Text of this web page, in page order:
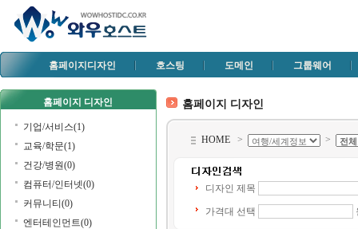
홈페이지디자인 호스팅 도메인 그룹웨어
홈페이지 디자인
기업/서비스(1)
교육/학문(1)
건강/병원(0)
컴퓨터/인터넷(0)
커뮤니티(0)
엔터테인먼트(0)
홈페이지 디자인
HOME > >
디자인 제목
가격대 선택